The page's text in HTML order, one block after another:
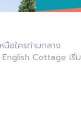
นือใครท่ามกลาง
Cottage เริ่ม